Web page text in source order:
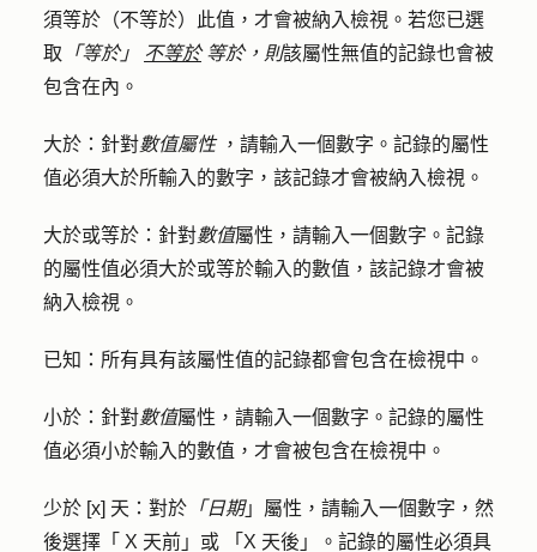
須等於（不等於）此值，才會被納入檢視。若您已選
取 「等於」 不等於等於，則該屬性無值的記錄也會被
包含在內。
大於： 針對數值屬性 ，請輸入一個數字。 記錄的屬性
值必須大於所輸入的數字，該記錄才會被納入檢視。
大於或等於： 針對數值屬性，請輸入一個數字 。記錄
的屬性值必須大於或等於輸入的數值，該記錄才會被
納入檢視。
已知： 所有具有該屬性值的記錄都會包含在檢視中。
小於： 針對數值屬性，請輸入一個數字 。記錄的屬性
值必須小於輸入的數值，才會被包含在檢視中。
少於 [x] 天 ：對於 「日期」屬性，請輸入一個數字 ，然
後選擇 「 X 天前」或 「X 天後 」。記錄的屬性必須具